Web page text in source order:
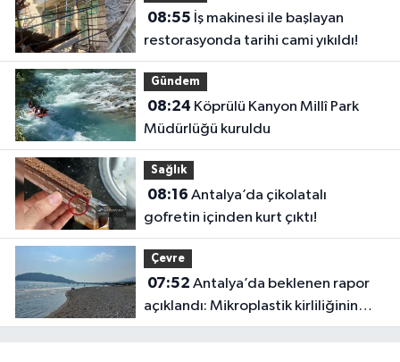
08:55
restorasyonda tarihi cami yıkıldı!
Gündem
08:24
Müdürlüğü kuruldu
Sağlık
08:16
gofretin içinden kurt çıktı!
Çevre
07:52
açıklandı: Mikroplastik kirliliğinin
kaynağı belli oldu